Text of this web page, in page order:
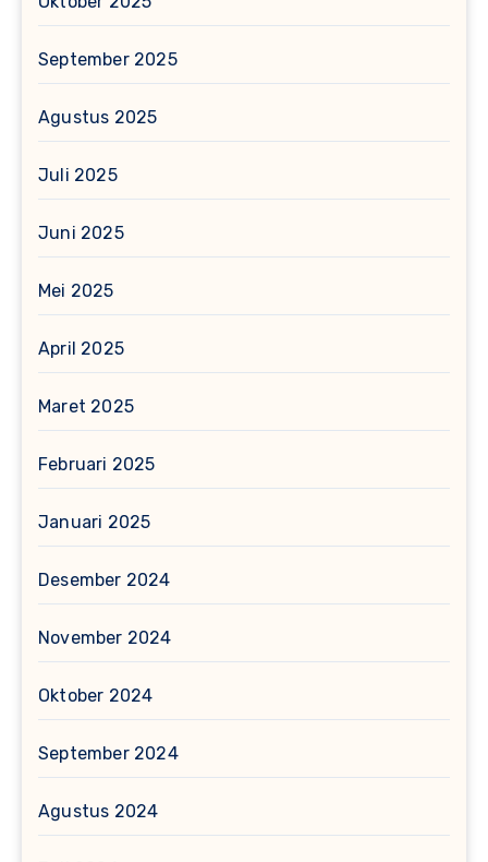
September 2025
Agustus 2025
Juli 2025
Juni 2025
Mei 2025
April 2025
Maret 2025
Februari 2025
Januari 2025
Desember 2024
November 2024
Oktober 2024
September 2024
Agustus 2024